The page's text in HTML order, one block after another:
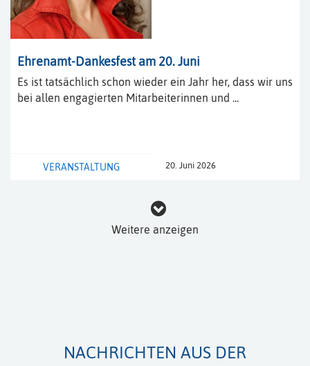
Ehrenamt-Dankesfest am 20. Juni
Es ist tatsächlich schon wieder ein Jahr her, dass wir uns
bei allen engagierten Mitarbeiterinnen und ...
VERANSTALTUNG 20. Juni 2026
Weitere anzeigen
NACHRICHTEN AUS DER